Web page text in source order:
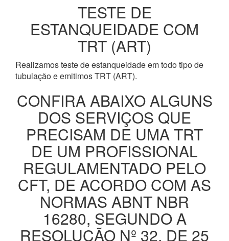
TESTE DE
ESTANQUEIDADE COM
TRT (ART)
Realizamos teste de estanqueidade em todo tipo de
tubulação e emitimos TRT (ART).
CONFIRA ABAIXO ALGUNS
DOS SERVIÇOS QUE
PRECISAM DE UMA TRT
DE UM PROFISSIONAL
REGULAMENTADO PELO
CFT, DE ACORDO COM AS
NORMAS ABNT NBR
16280, SEGUNDO A
RESOLUÇÃO Nº 32, DE 25